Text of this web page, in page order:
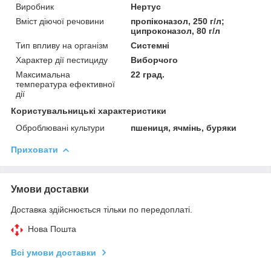
Виробник
Нертус
Вміст діючої речовини
пропіконазол, 250 г/л;
ципроконазол, 80 г/л
Тип впливу на організм
Системні
Характер дії пестициду
Виборчого
Максимальна
температура ефективної
дії
22 град.
Користувальницькі характеристики
Оброблювані культури
пшениця, ячмінь, буряки
Приховати
Умови доставки
Доставка здійснюється тільки по передоплаті.
Нова Пошта
Всі умови доставки